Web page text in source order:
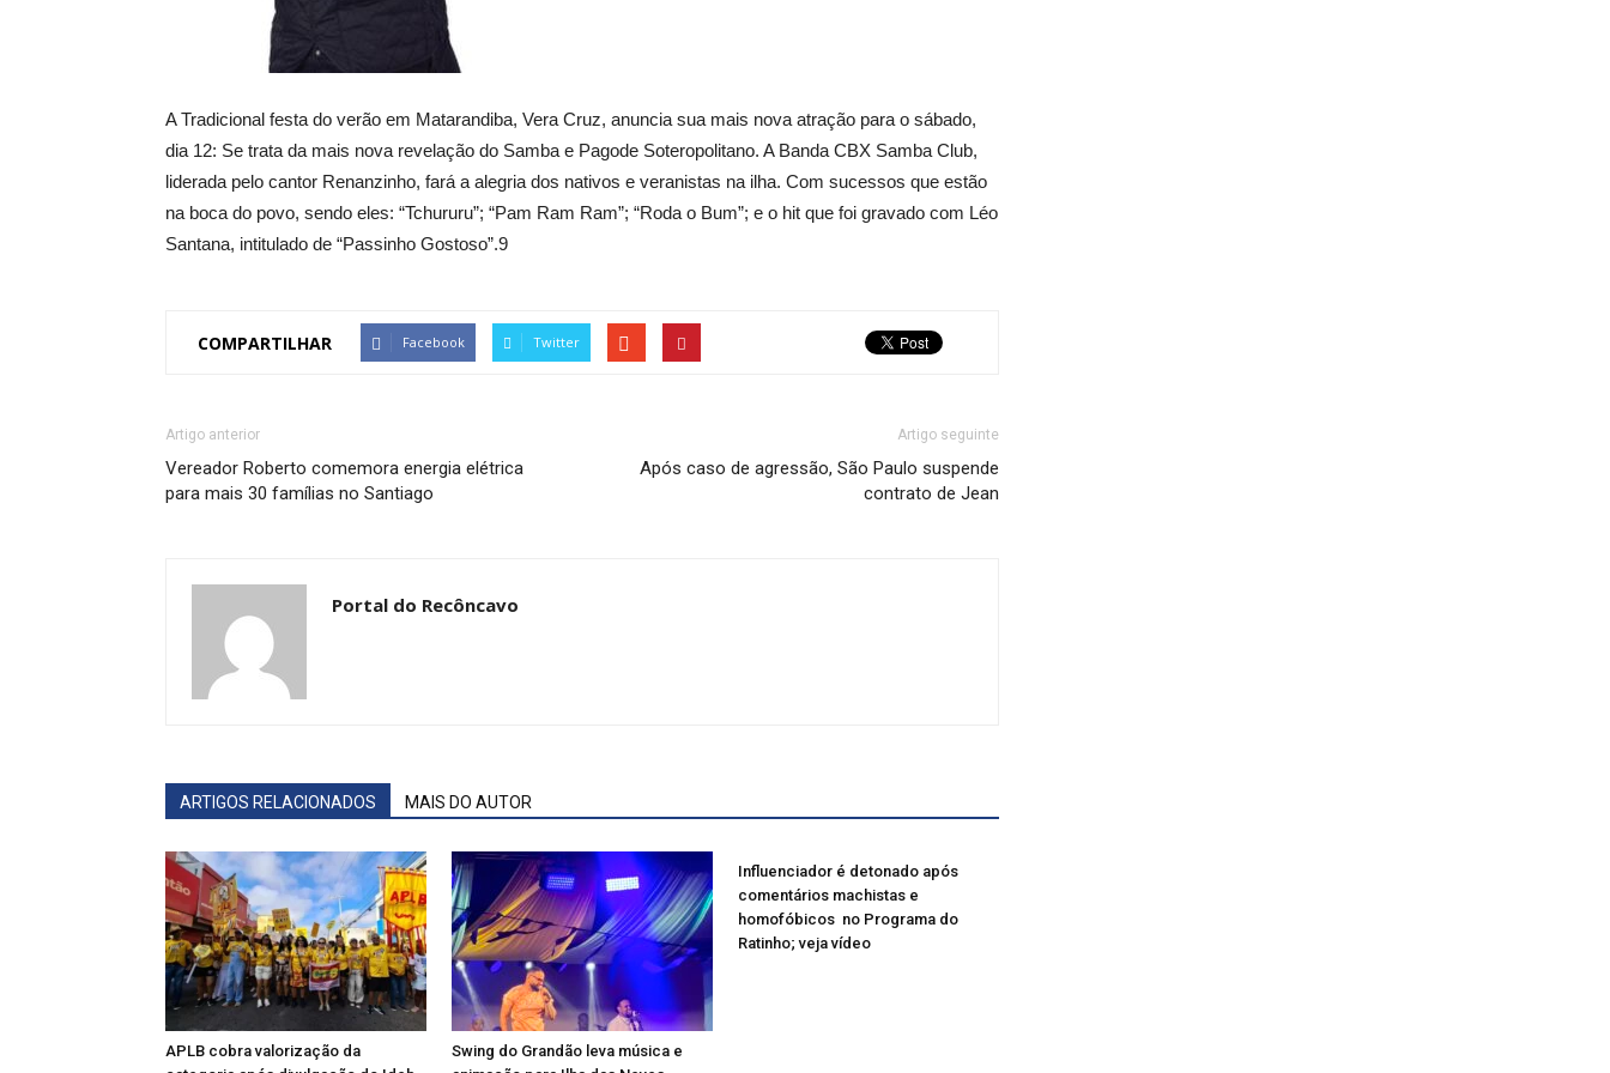
A Tradicional festa do verão em Matarandiba, Vera Cruz, anuncia sua mais nova atração para o sábado,
dia 12: Se trata da mais nova revelação do Samba e Pagode Soteropolitano. A Banda CBX Samba Club,
liderada pelo cantor Renanzinho, fará a alegria dos nativos e veranistas na ilha. Com sucessos que estão
na boca do povo, sendo eles: “Tchururu”; “Pam Ram Ram”; “Roda o Bum”; e o hit que foi gravado com Léo
Santana, intitulado de “Passinho Gostoso”.9
COMPARTILHAR Facebook Twitter
Artigo anterior
Vereador Roberto comemora energia elétrica
para mais 30 famílias no Santiago
Artigo seguinte
Após caso de agressão, São Paulo suspende
contrato de Jean
Portal do Recôncavo
ARTIGOS RELACIONADOS MAIS DO AUTOR
APLB cobra valorização da
Swing do Grandão leva música e
Influenciador é detonado após
comentários machistas e
homofóbicos no Programa do
Ratinho; veja vídeo